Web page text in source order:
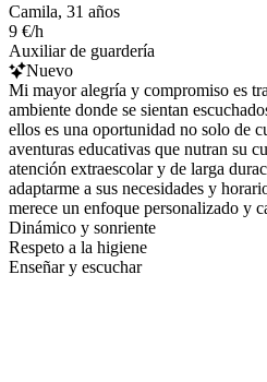
Camila, 31 años
9 €/h
Auxiliar de guardería
Nuevo
Mi mayor alegría y compromiso es
ambiente donde se sientan
ellos es una oportunidad no solo de
aventuras educativas que nutran su
atención extraescolar y de larga
adaptarme a sus necesidades y
merece un enfoque personalizado y
Dinámico y sonriente
Respeto a la higiene
Enseñar y escuchar